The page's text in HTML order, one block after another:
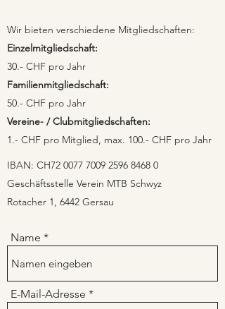
Wir bieten verschiedene Mitgliedschaften:
Einzelmitgliedschaft:
30.- CHF pro Jahr
Familienmitgliedschaft:
50.- CHF pro Jahr
Vereine- / Clubmitgliedschaften:
1.- CHF pro Mitglied, max. 100.- CHF pro Jahr
IBAN: CH72 0077 7009 2596 8468 0
Geschäftsstelle Verein MTB Schwyz
Rotacher 1, 6442 Gersau
Name
E-Mail-Adresse